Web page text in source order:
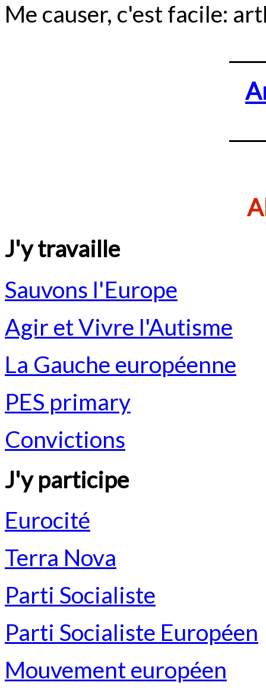
Me causer, c'est facile:
J'y travaille
Sauvons l'Europe
Agir et Vivre l'Autisme
La Gauche européenne
PES primary
Convictions
J'y participe
Eurocité
Terra Nova
Parti Socialiste
Parti Socialiste Européen
Mouvement européen